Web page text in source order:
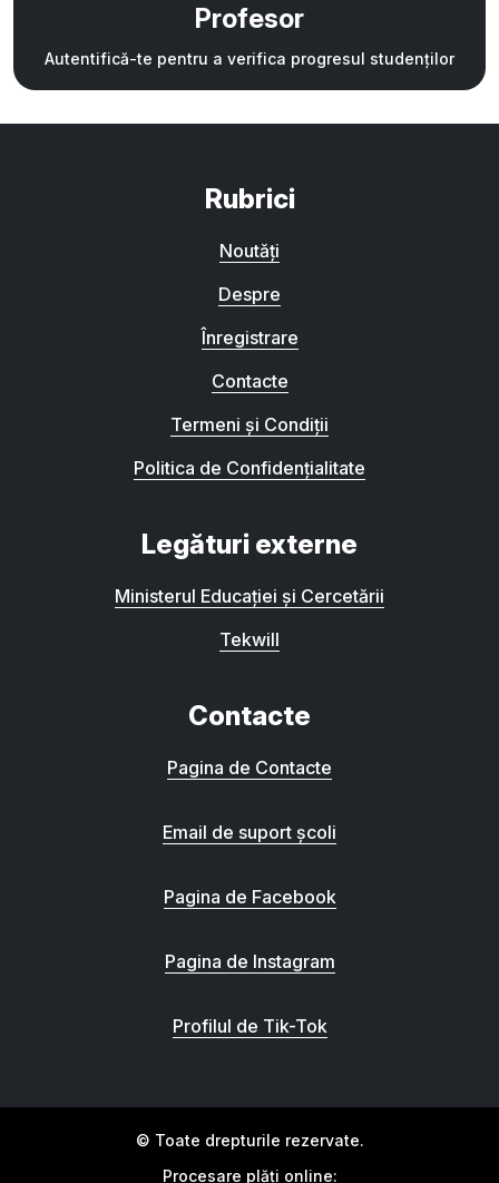
Profesor
Autentifică-te pentru a verifica progresul studenților
Rubrici
Noutăți
Despre
Înregistrare
Contacte
Termeni și Condiții
Politica de Confidențialitate
Legături externe
Ministerul Educației și Cercetării
Tekwill
Contacte
Pagina de Contacte
Email de suport școli
Pagina de Facebook
Pagina de Instagram
Profilul de Tik-Tok
© Toate drepturile rezervate.
Procesare plăți online: